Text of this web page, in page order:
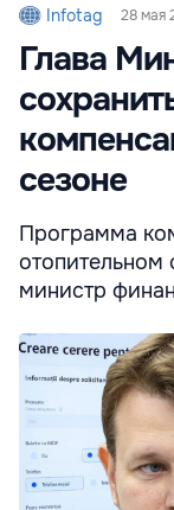
Infotag 28 мая
Глава
сезоне
Программа
отопительном
министр